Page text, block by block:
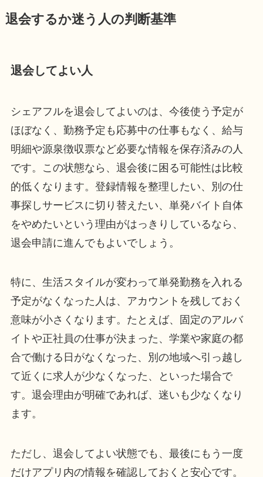
退会するか迷う人の判断基準
退会してよい人
シェアフルを退会してよいのは、今後使う予定が
ほぼなく、勤務予定も応募中の仕事もなく、給与
明細や源泉徴収票など必要な情報を保存済みの人
です。この状態なら、退会後に困る可能性は比較
的低くなります。登録情報を整理したい、別の仕
事探しサービスに切り替えたい、単発バイト自体
をやめたいという理由がはっきりしているなら、
退会申請に進んでもよいでしょう。
特に、生活スタイルが変わって単発勤務を入れる
予定がなくなった人は、アカウントを残しておく
意味が小さくなります。たとえば、固定のアルバ
イトや正社員の仕事が決まった、学業や家庭の都
合で働ける日がなくなった、別の地域へ引っ越し
て近くに求人が少なくなった、といった場合で
す。退会理由が明確であれば、迷いも少なくなり
ます。
ただし、退会してよい状態でも、最後にもう一度
だけアプリ内の情報を確認しておくと安心です。